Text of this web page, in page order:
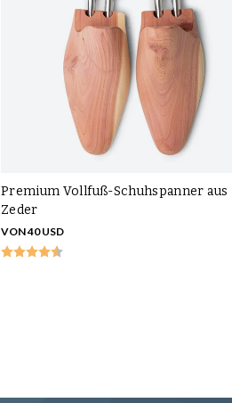
Premium Vollfuß-Schuhspanner aus
Zeder
VON 40 USD